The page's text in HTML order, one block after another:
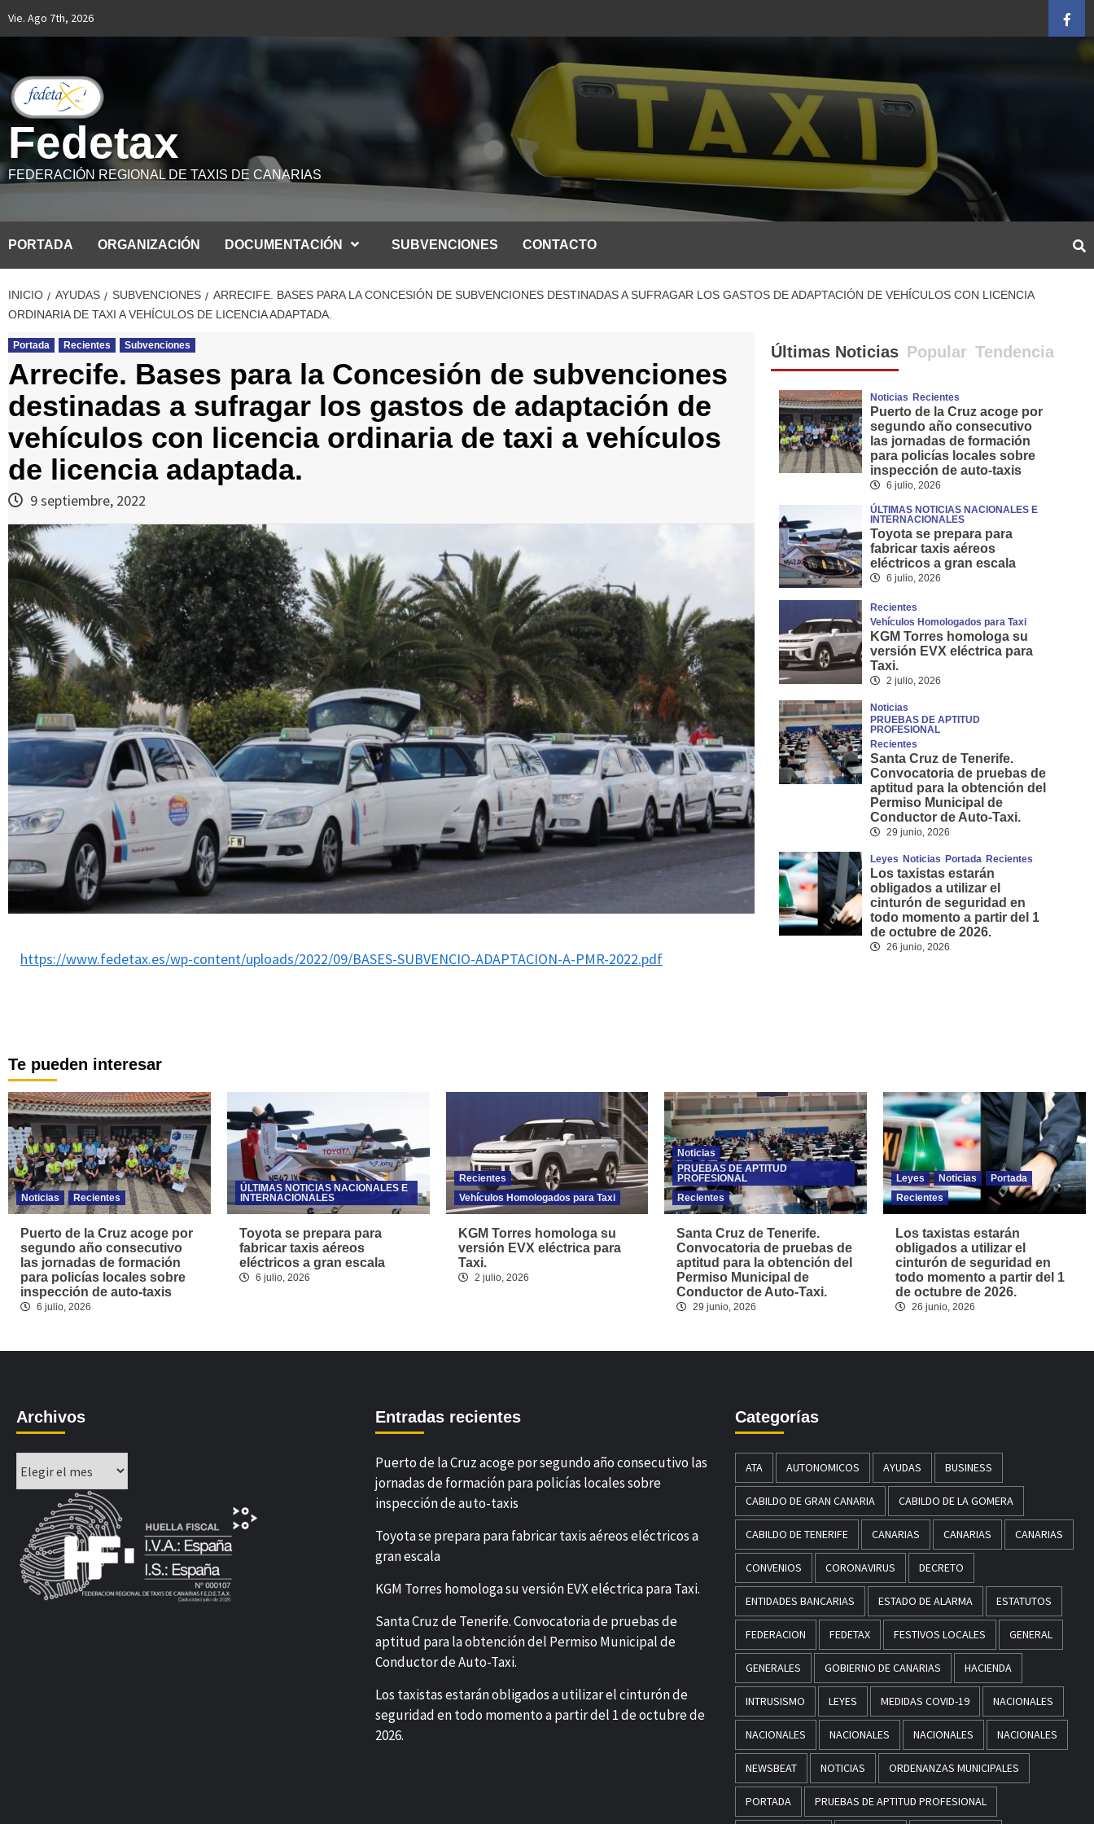
Vie. Ago 7th, 2026
Fedetax
FEDERACIÓN REGIONAL DE TAXIS DE CANARIAS
PORTADA ORGANIZACIÓN DOCUMENTACIÓN SUBVENCIONES CONTACTO
INICIO AYUDAS SUBVENCIONES
ARRECIFE. BASES PARA LA CONCESIÓN DE SUBVENCIONES DESTINADAS A SUFRAGAR LOS GASTOS DE ADAPTACIÓN DE VEHÍCULOS CON LICENCIA
ORDINARIA DE TAXI A VEHÍCULOS DE LICENCIA ADAPTADA.
Portada Recientes Subvenciones
Arrecife. Bases para la Concesión de subvenciones
destinadas a sufragar los gastos de adaptación de
vehículos con licencia ordinaria de taxi a vehículos
de licencia adaptada.
9 septiembre, 2022
https://www.fedetax.es/wp-content/uploads/2022/09/BASES-SUBVENCIO-ADAPTACION-A-PMR-2022.pdf
Últimas Noticias Popular Tendencia
Noticias Recientes
Puerto de la Cruz acoge por
segundo año consecutivo
las jornadas de formación
para policías locales sobre
inspección de auto-taxis
6 julio, 2026
ÚLTIMAS NOTICIAS NACIONALES E
INTERNACIONALES
Toyota se prepara para
fabricar taxis aéreos
eléctricos a gran escala
6 julio, 2026
Recientes
Vehículos Homologados para Taxi
KGM Torres homologa su
versión EVX eléctrica para
Taxi.
2 julio, 2026
Noticias
PRUEBAS DE APTITUD
PROFESIONAL
Recientes
Santa Cruz de Tenerife.
Convocatoria de pruebas de
aptitud para la obtención del
Permiso Municipal de
Conductor de Auto-Taxi.
29 junio, 2026
Leyes Noticias Portada Recientes
Los taxistas estarán
obligados a utilizar el
cinturón de seguridad en
todo momento a partir del 1
de octubre de 2026.
26 junio, 2026
Te pueden interesar
Noticias Recientes
Puerto de la Cruz acoge por
segundo año consecutivo
las jornadas de formación
para policías locales sobre
inspección de auto-taxis
6 julio, 2026
ÚLTIMAS NOTICIAS NACIONALES E
INTERNACIONALES
Toyota se prepara para
fabricar taxis aéreos
eléctricos a gran escala
6 julio, 2026
Recientes
Vehículos Homologados para Taxi
KGM Torres homologa su
versión EVX eléctrica para
Taxi.
2 julio, 2026
Noticias
PRUEBAS DE APTITUD
PROFESIONAL
Recientes
Santa Cruz de Tenerife.
Convocatoria de pruebas de
aptitud para la obtención del
Permiso Municipal de
Conductor de Auto-Taxi.
29 junio, 2026
Leyes Noticias
Portada
Recientes
Los taxistas estarán
obligados a utilizar el
cinturón de seguridad en
todo momento a partir del 1
de octubre de 2026.
26 junio, 2026
Archivos Entradas recientes
Puerto de la Cruz acoge por segundo año consecutivo las
jornadas de formación para policías locales sobre
inspección de auto-taxis
Toyota se prepara para fabricar taxis aéreos eléctricos a
gran escala
KGM Torres homologa su versión EVX eléctrica para Taxi.
Santa Cruz de Tenerife. Convocatoria de pruebas de
aptitud para la obtención del Permiso Municipal de
Conductor de Auto-Taxi.
Los taxistas estarán obligados a utilizar el cinturón de
seguridad en todo momento a partir del 1 de octubre de
2026.
Categorías
ATA AUTONOMICOS AYUDAS BUSINESS
CABILDO DE GRAN CANARIA CABILDO DE LA GOMERA
CABILDO DE TENERIFE CANARIAS CANARIAS CANARIAS
CONVENIOS CORONAVIRUS DECRETO
ENTIDADES BANCARIAS ESTADO DE ALARMA ESTATUTOS
FEDERACION FEDETAX FESTIVOS LOCALES GENERAL
GENERALES GOBIERNO DE CANARIAS HACIENDA
INTRUSISMO LEYES MEDIDAS COVID-19 NACIONALES
NACIONALES NACIONALES NACIONALES NACIONALES
NEWSBEAT NOTICIAS ORDENANZAS MUNICIPALES
PORTADA PRUEBAS DE APTITUD PROFESIONAL